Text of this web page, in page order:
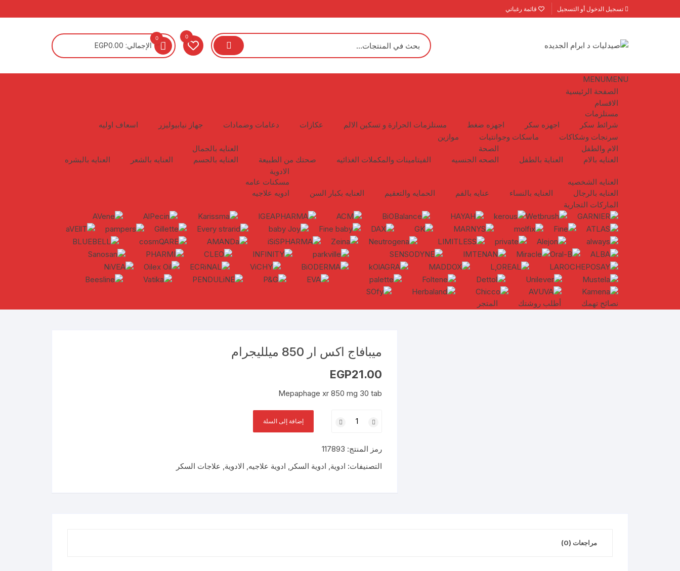
إلى
تسجيل الدخول أو التسجيل قائمة رغباتي
0
0
الإجمالي: EGP0.00
MENUMENU
الصفحة الرئيسية
الاقسام
مستلزمات
شرائط سكر
اجهزه سكر اجهزه ضغط مستلزمات الحرارة و تسكين الالم عكازات دعامات وضمادات جهاز نيابيوليزر
اسعاف اوليه
سرنجات وشكاكات
ماسكات وجوانتيات
موازين
الام والطفل
العنايه بالام
العناية بالطفل
الصحة
الصحه الجنسيه
الفيتامينات والمكملات الغذائيه صحتك من الطبيعة
العنايه بالجمال
العنايه بالجسم
العنايه بالشعر العنايه بالبشره
العنايه الشخصيه
العنايه بالرجال
العنايه بالنساء عنايه بالفم الحمايه والتعقيم العنايه بكبار السن
الادوية
مسكنات عامه
ادويه علاجيه
الماركات التجارية
نصائح تهمك أطلب روشتك المتجر
ميبافاج اكس ار 850 ميلليجرام
EGP21.00
Mepaphage xr 850 mg 30 tab
ميبافاج
ار
850
إضافة إلى السلة
رمز المنتج: 117893
التصنيفات: ادوية ادوية السكر ادوية علاجيه الادوية علاجات السكر
مراجعات (0)